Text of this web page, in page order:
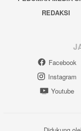
REDAKSI
Facebook
Instagram
Youtube